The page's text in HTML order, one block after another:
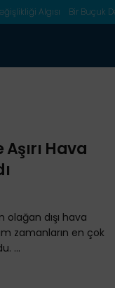
Algısı Bir Buçuk
Hava
dışı hava
zamanların en çok
...